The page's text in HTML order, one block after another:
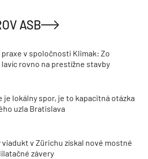
ASB
praxe v spoločnosti Klimak: Zo
rovno na prestížne stavby
je lokálny spor, je to kapacitná otázka
uzla Bratislava
v Zürichu získal nové mostné
závery